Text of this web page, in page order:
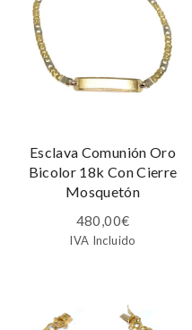
Esclava Comunión Oro
Bicolor 18k Con Cierre
Mosquetón
480,00€
IVA Incluido